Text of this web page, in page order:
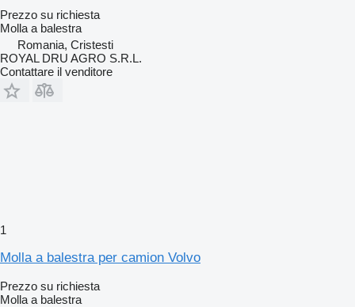
Prezzo su richiesta
Molla a balestra
Romania, Cristesti
ROYAL DRU AGRO S.R.L.
Contattare il venditore
1
Molla a balestra per camion Volvo
Prezzo su richiesta
Molla a balestra